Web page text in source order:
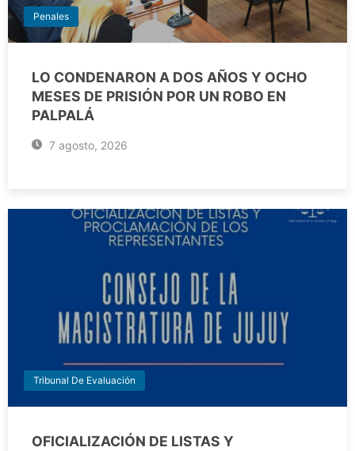
Penales
LO CONDENARON A DOS AÑOS Y OCHO
MESES DE PRISIÓN POR UN ROBO EN
PALPALÁ
7 agosto, 2026
Tribunal De Evaluación
OFICIALIZACIÓN DE LISTAS Y